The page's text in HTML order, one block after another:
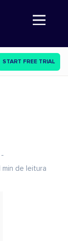
Abre a navegação
START FREE TRIAL
min de leitura